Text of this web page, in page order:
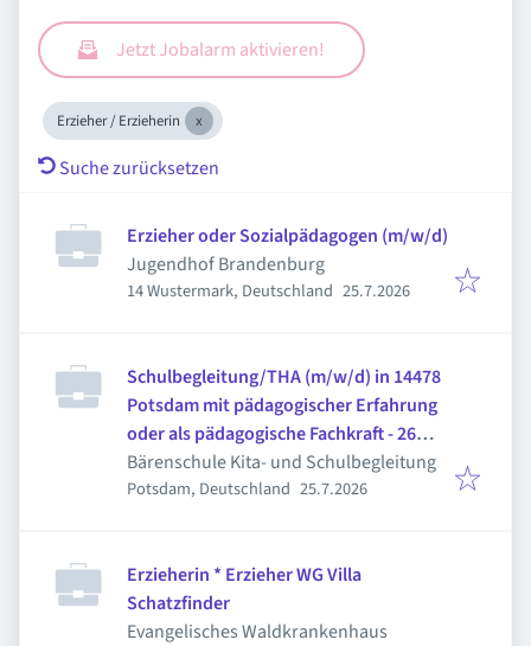
Jetzt Jobalarm aktivieren!
Erzieher / Erzieherin
Suche zurücksetzen
Erzieher oder Sozialpädagogen (m/w/d)
Jugendhof Brandenburg
14 Wustermark, Deutschland Veröffentlicht
25.7.2026
Schulbegleitung/THA (m/w/d) in 14478
Potsdam mit pädagogischer Erfahrung
oder als pädagogische Fachkraft - 26
Stunden/Woche
Bärenschule Kita- und Schulbegleitung
Potsdam, Deutschland Veröffentlicht
25.7.2026
Erzieherin * Erzieher WG Villa
Schatzfinder
Evangelisches Waldkrankenhaus